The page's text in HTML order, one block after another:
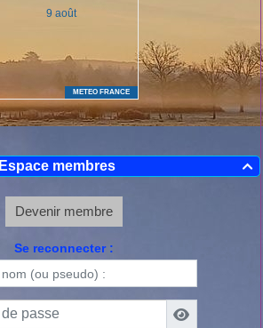

Espace membres
Devenir membre
Se reconnecter :